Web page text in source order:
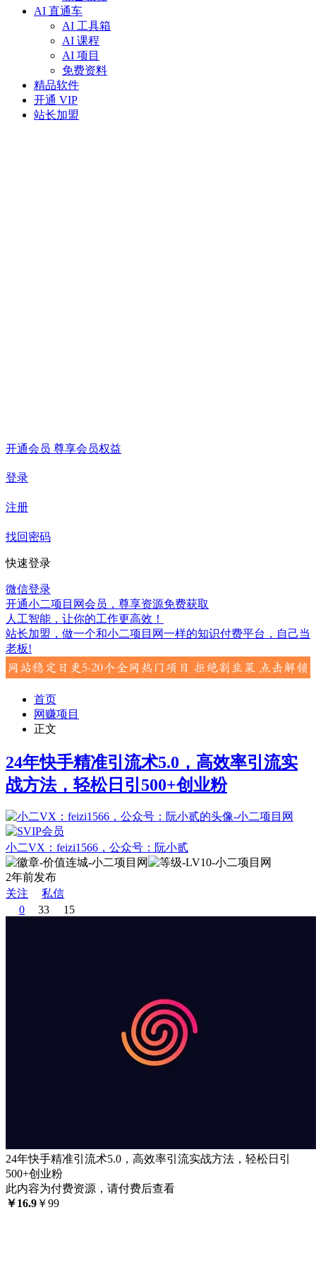
AI 直通车
AI 工具箱
AI 课程
AI 项目
免费资料
精品软件
开通 VIP
站长加盟
开通会员 尊享会员权益
登录
注册
找回密码
快速登录
微信登录
开通小二项目网会员，尊享资源免费获取
人工智能，让你的工作更高效！
站长加盟，做一个和小二项目网一样的知识付费平台，自己当
老板!
首页
网赚项目
正文
24年快手精准引流术5.0，高效率引流实
战方法，轻松日引500+创业粉
小二VX：feizi1566，公众号：阮小贰
2年前发布
关注
私信
0
33 15
24年快手精准引流术5.0，高效率引流实战方法，轻松日引
500+创业粉
此内容为付费资源，请付费后查看
￥16.9 ￥99